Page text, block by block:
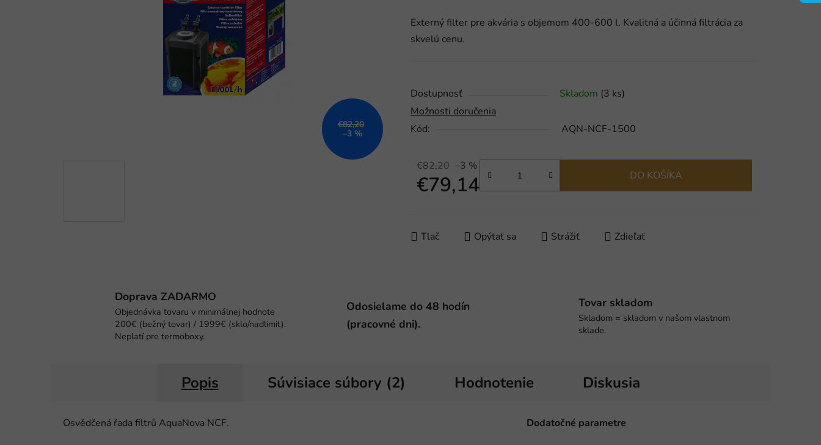
je
0,0
hviezdičiek.
Externý filter pre akvária s objemom 400-600 l. Kvalitná a účinná filtrácia za
skvelú cenu.
Dostupnosť Skladom (3 ks)
Možnosti doručenia
Kód:
AQN-NCF-1500
€82,20 –3 %
€79,14 DO KOŠÍKA
Tlač Opýtať sa Strážiť Zdieľať
€82,20
–3 %
Doprava ZADARMO
Objednávka tovaru v minimálnej hodnote
200€ (bežný tovar) / 1999€ (sklo/nadlimit).
Neplatí pre termoboxy.
Odosielame do 48 hodín
(pracovné dni).
Tovar skladom
Skladom = skladom v našom vlastnom
sklade.
Popis Súvisiace súbory (2) Hodnotenie Diskusia
Osvědčená řada filtrů AquaNova NCF. Dodatočné parametre